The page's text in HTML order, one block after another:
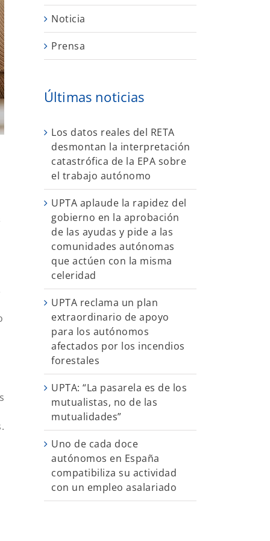
Noticia
Prensa
Últimas noticias
Los datos reales del RETA
desmontan la interpretación
catastrófica de la EPA sobre
el trabajo autónomo
UPTA aplaude la rapidez del
gobierno en la aprobación
de las ayudas y pide a las
comunidades autónomas
que actúen con la misma
celeridad
UPTA reclama un plan
extraordinario de apoyo
para los autónomos
afectados por los incendios
forestales
UPTA: “La pasarela es de los
mutualistas, no de las
mutualidades”
Uno de cada doce
autónomos en España
compatibiliza su actividad
con un empleo asalariado